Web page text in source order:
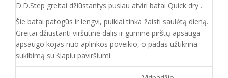
D.D.Step greitai džiūstantys pusiau atviri batai Quick dry .
Šie batai patogūs ir lengvi, puikiai tinka žaisti saulėtą dieną.
Greitai džiūstanti viršutinė dalis ir guminė pirštų apsauga
apsaugo kojas nuo aplinkos poveikio, o padas užtikrina
sukibimą su šlapiu paviršiumi.